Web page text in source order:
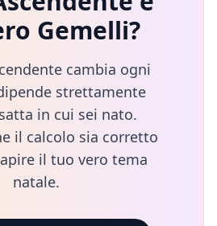
Gemelli?
cambia ogni
strettamente
in cui sei nato.
il calcolo sia corretto
il tuo vero tema
natale.